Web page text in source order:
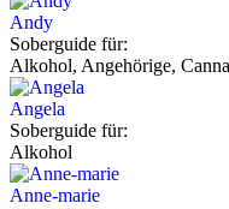
Andy
Soberguide für:
Alkohol, Angehörige,
Angela
Soberguide für:
Alkohol
Anne-marie